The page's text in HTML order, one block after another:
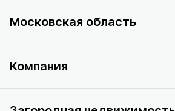
Московская область
Компания